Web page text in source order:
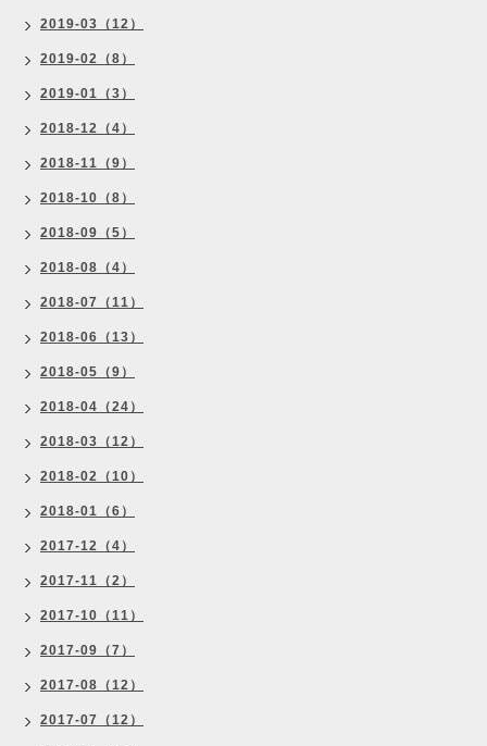
2019-03（12）
2019-02（8）
2019-01（3）
2018-12（4）
2018-11（9）
2018-10（8）
2018-09（5）
2018-08（4）
2018-07（11）
2018-06（13）
2018-05（9）
2018-04（24）
2018-03（12）
2018-02（10）
2018-01（6）
2017-12（4）
2017-11（2）
2017-10（11）
2017-09（7）
2017-08（12）
2017-07（12）